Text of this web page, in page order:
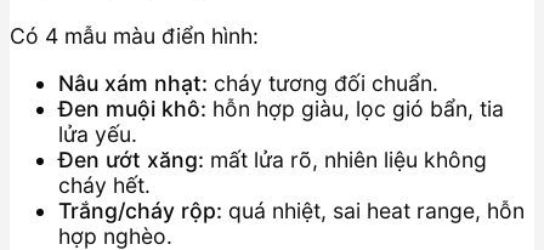
Có 4 mẫu màu điển hình:
Nâu xám nhạt: cháy tương đối chuẩn.
Đen muội khô: hỗn hợp giàu, lọc gió bẩn, tia
lửa yếu.
Đen ướt xăng: mất lửa rõ, nhiên liệu không
cháy hết.
Trắng/cháy rộp: quá nhiệt, sai heat range, hỗn
hợp nghèo.